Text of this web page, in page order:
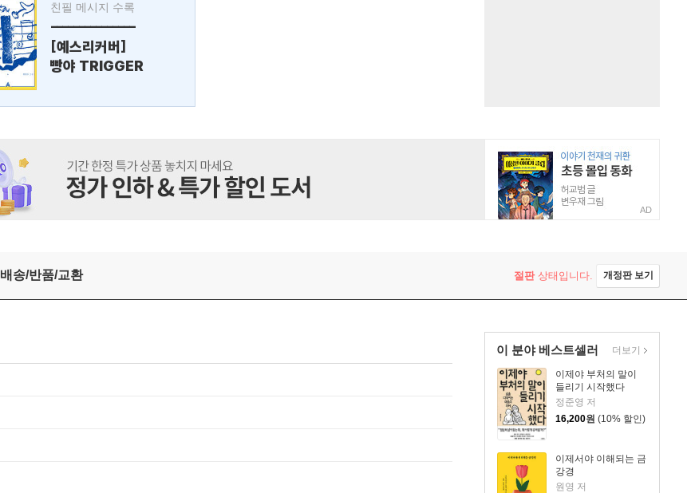
친필 메시지 수록
---------------
[예스리커버]
빵야 TRIGGER
AD
배송/반품/교환 절판상태입니다. 개정판 보기
이 분야 베스트셀러
이제야 부처의 말이
들리기 시작했다
정준영 저
16,200원 (10% 할인)
이제서야 이해되는 금
강경
원영 저
더보기